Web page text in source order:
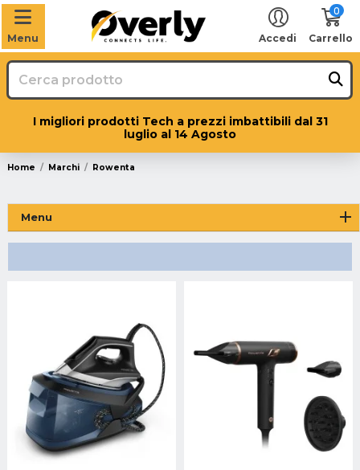
Menu Accedi
0
Carrello
I migliori prodotti Tech a prezzi imbattibili dal 31
luglio al 14 Agosto
Home Marchi Rowenta
Menu